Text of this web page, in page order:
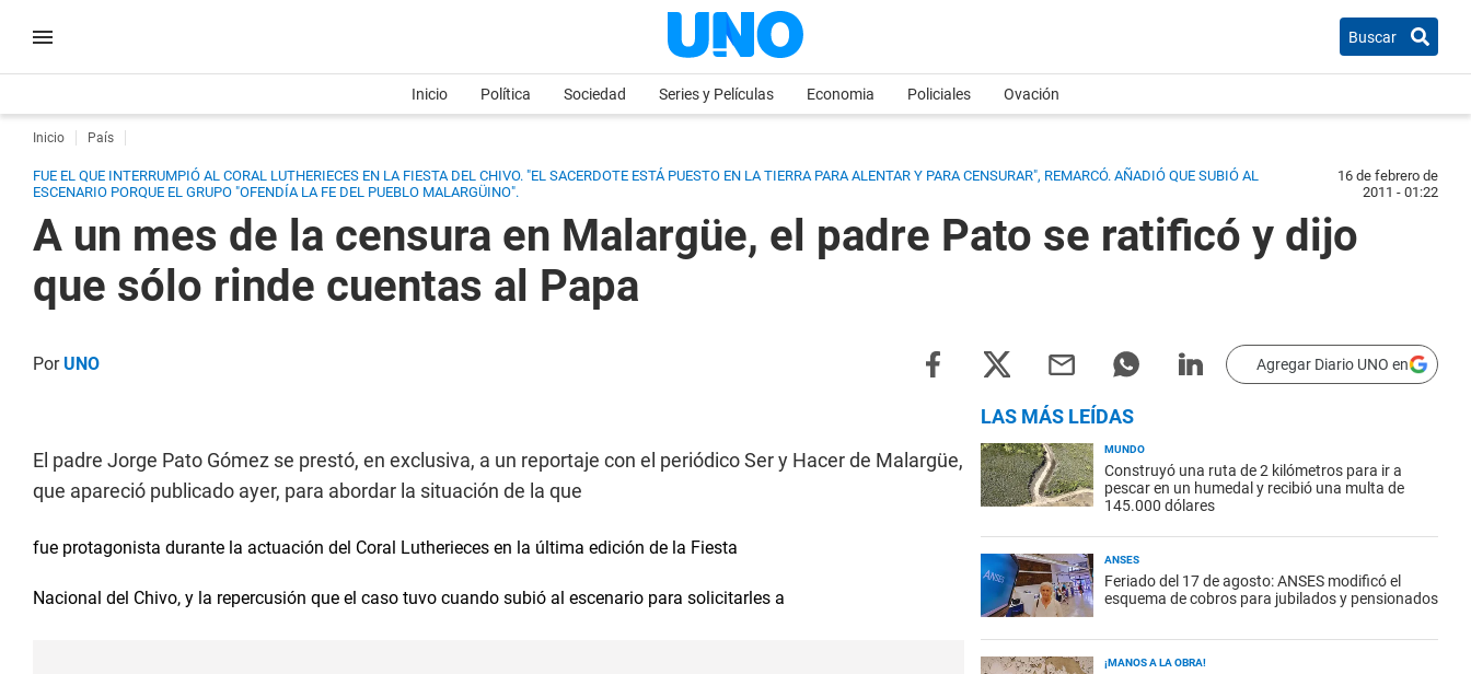
Buscar
Inicio Política Sociedad Series y Películas Economia Policiales Ovación
Inicio País
FUE EL QUE INTERRUMPIÓ AL CORAL LUTHERIECES EN LA FIESTA DEL CHIVO. "EL SACERDOTE ESTÁ PUESTO EN LA TIERRA PARA ALENTAR Y PARA CENSURAR", REMARCÓ. AÑADIÓ QUE SUBIÓ AL
ESCENARIO PORQUE EL GRUPO "OFENDÍA LA FE DEL PUEBLO MALARGÜINO".
16 de febrero de
2011 - 01:22
A un mes de la censura en Malargüe, el padre Pato se ratificó y dijo
que sólo rinde cuentas al Papa
PorUNO Agregar Diario UNO en
El padre Jorge Pato Gómez se prestó, en exclusiva, a un reportaje con el periódico Ser y Hacer de Malargüe,
que apareció publicado ayer, para abordar la situación de la que
fue protagonista durante la actuación del Coral Lutherieces en la última edición de la Fiesta
Nacional del Chivo, y la repercusión que el caso tuvo cuando subió al escenario para solicitarles a
LAS MÁS LEÍDAS
MUNDO
Construyó una ruta de 2 kilómetros para ir a
pescar en un humedal y recibió una multa de
145.000 dólares
ANSES
Feriado del 17 de agosto: ANSES modificó el
esquema de cobros para jubilados y pensionados
¡MANOS A LA OBRA!